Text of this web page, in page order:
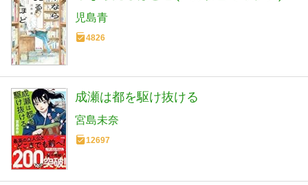
児島青
4826
成瀬は都を駆け抜ける
宮島未奈
12697